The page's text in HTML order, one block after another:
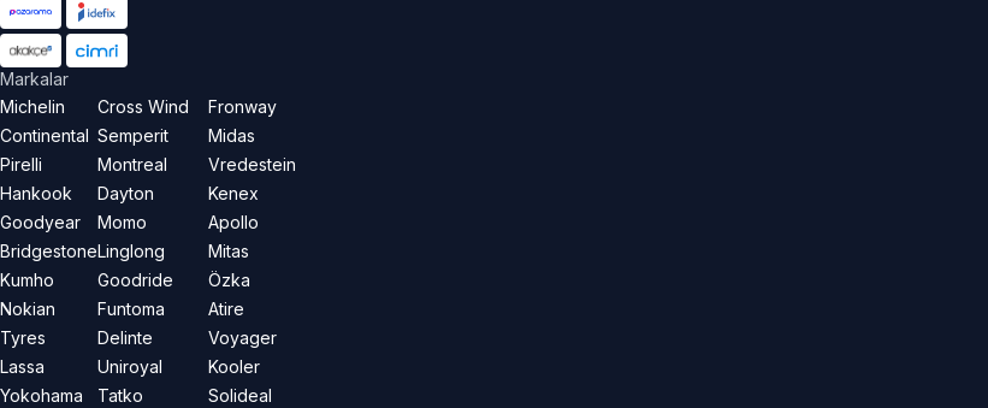
Markalar
Michelin
Continental
Pirelli
Hankook
Goodyear
Bridgestone
Kumho
Nokian
Tyres
Lassa
Yokohama
Cross Wind
Semperit
Montreal
Dayton
Momo
Linglong
Goodride
Funtoma
Delinte
Uniroyal
Tatko
Fronway
Midas
Vredestein
Kenex
Apollo
Mitas
Özka
Atire
Voyager
Kooler
Solideal